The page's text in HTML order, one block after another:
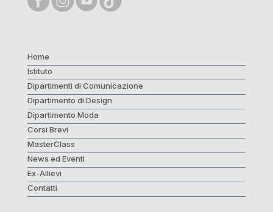
Home
Istituto
Dipartimenti di Comunicazione
Dipartimento di Design
Dipartimento Moda
Corsi Brevi
MasterClass
News ed Eventi
Ex-Allievi
Contatti